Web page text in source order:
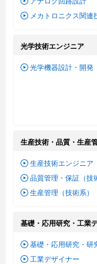
メカトロニクス関連
光学技術エンジニア
光学機器設計・開発
生産技術・品質・生産
生産技術エンジニア
品質管理・保証（技
生産管理（技術系）
基礎・応用研究・工業
基礎・応用研究・研
工業デザイナー